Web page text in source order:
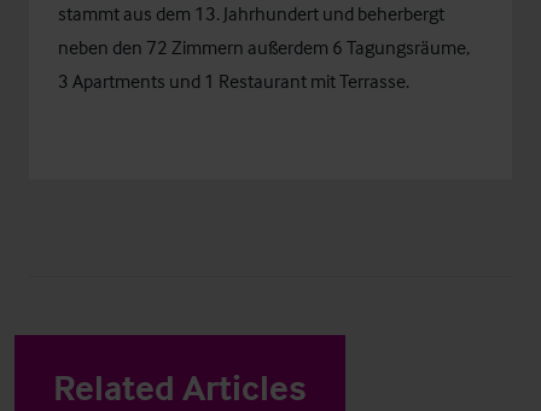
stammt aus dem 13. Jahrhundert und beherbergt
neben den 72 Zimmern außerdem 6 Tagungsräume,
3 Apartments und 1 Restaurant mit Terrasse.
Related Articles